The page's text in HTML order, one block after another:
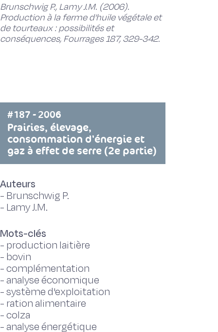
Brunschwig P., Lamy J.M. (2006).
Production à la ferme d'huile végétale et
de tourteaux : possibilités et
conséquences, Fourrages 187, 329-342.
#187 - 2006
Prairies, élevage,
consommation d'énergie et
gaz à effet de serre (2e partie)
Auteurs
- Brunschwig P.
- Lamy J.M.
Mots-clés
- production laitière
- bovin
-complémentation
- analyse économique
-système d'exploitation
- ration alimentaire
-colza
- analyse énergétique